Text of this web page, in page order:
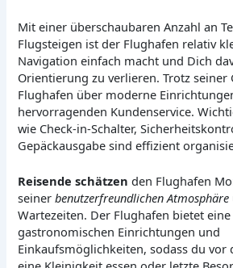
Mit einer überschaubaren Anzahl an
Flugsteigen ist der Flughafen relativ
Navigation einfach macht und Dich
Orientierung zu verlieren. Trotz
Flughafen über moderne
hervorragenden Kundenservice.
wie Check-in-Schalter,
Gepäckausgabe sind effizient
Reisende schätzen den Flughafen
seinerbenutzerfreundlichen Atmosphäre
Wartezeiten. Der Flughafen bietet eine
gastronomischen Einrichtungen und
Einkaufsmöglichkeiten, sodass du vor